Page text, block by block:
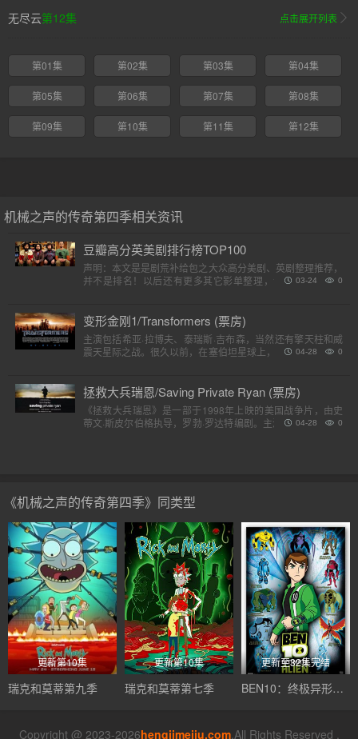
无尽云第12集 点击展开列表
第01集 第02集 第03集 第04集
第05集 第06集 第07集 第08集
第09集 第10集 第11集 第12集
机械之声的传奇第四季相关资讯
豆瓣高分英美剧排行榜TOP100
声明：本文是是剧荒补给包之大众高分美剧、英剧整理推荐，
并不是排名！以后还有更多其它影单整理，请各位收藏好。
0
03-24
变形金刚1/Transformers (票房)
主演包括希亚·拉博夫、泰瑞斯·吉布森，当然还有擎天柱和威
震天星际之战。很久以前，在塞伯坦星球上，一个巨大的，强
0
04-28
拯救大兵瑞恩/Saving Private Ryan (票房)
《拯救大兵瑞恩》是一部于1998年上映的美国战争片，由史
蒂文·斯皮尔伯格执导，罗勃·罗达特编剧。主演包括汤姆·汉克
0
04-28
《机械之声的传奇第四季》同类型
更新第10集
瑞克和莫蒂第九季
更新第10集
瑞克和莫蒂第七季
更新至32集完结
BEN10：终极异形第一季
Copyright @ 2023-2026hengjimeiju.com.All Rights Reserved .